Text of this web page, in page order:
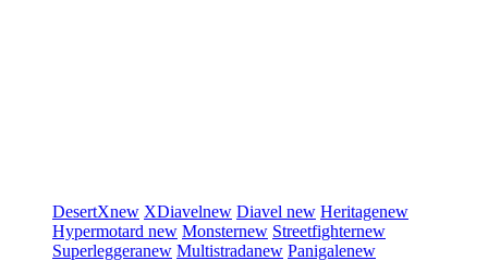
DesertXnew XDiavelnew Diavel new Heritagenew
Hypermotard new Monsternew Streetfighternew
Superleggeranew Multistradanew Panigalenew